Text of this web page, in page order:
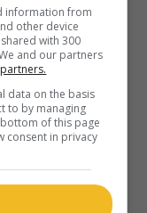
avec Charles
inconnu terrorise au
information from
other device
with 300
and our partners
data on the basis
to by managing
of this page
consent in privacy